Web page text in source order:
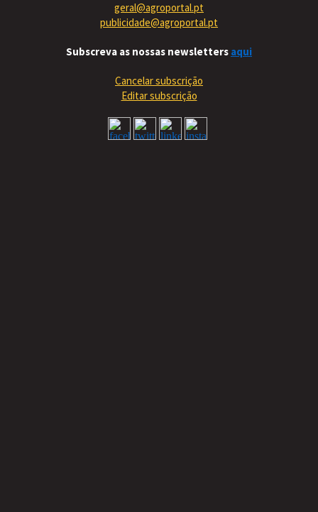
geral@agroportal.pt
publicidade@agroportal.pt
Subscreva as nossas newsletters aqui
Cancelar subscrição
Editar subscrição